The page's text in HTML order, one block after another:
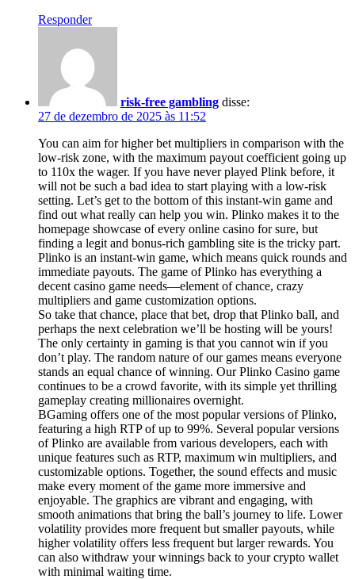
Responder
risk-free gambling disse:
27 de dezembro de 2025 às 11:52
You can aim for higher bet multipliers in comparison with the
low-risk zone, with the maximum payout coefficient going up
to 110x the wager. If you have never played Plink before, it
will not be such a bad idea to start playing with a low-risk
setting. Let’s get to the bottom of this instant-win game and
find out what really can help you win. Plinko makes it to the
homepage showcase of every online casino for sure, but
finding a legit and bonus-rich gambling site is the tricky part.
Plinko is an instant-win game, which means quick rounds and
immediate payouts. The game of Plinko has everything a
decent casino game needs—element of chance, crazy
multipliers and game customization options.
So take that chance, place that bet, drop that Plinko ball, and
perhaps the next celebration we’ll be hosting will be yours!
The only certainty in gaming is that you cannot win if you
don’t play. The random nature of our games means everyone
stands an equal chance of winning. Our Plinko Casino game
continues to be a crowd favorite, with its simple yet thrilling
gameplay creating millionaires overnight.
BGaming offers one of the most popular versions of Plinko,
featuring a high RTP of up to 99%. Several popular versions
of Plinko are available from various developers, each with
unique features such as RTP, maximum win multipliers, and
customizable options. Together, the sound effects and music
make every moment of the game more immersive and
enjoyable. The graphics are vibrant and engaging, with
smooth animations that bring the ball’s journey to life. Lower
volatility provides more frequent but smaller payouts, while
higher volatility offers less frequent but larger rewards. You
can also withdraw your winnings back to your crypto wallet
with minimal waiting time.